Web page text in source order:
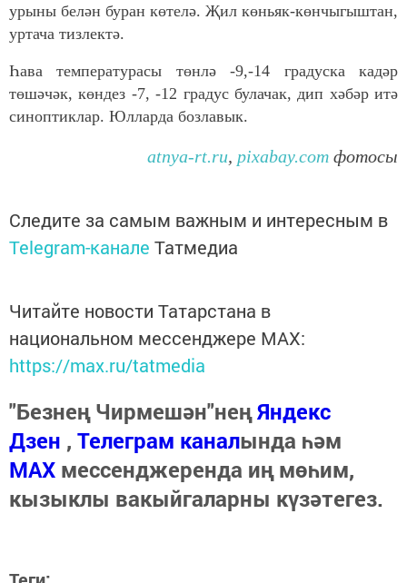
урыны белән буран көтелә. Җил көньяк-көнчыгыштан,
уртача тизлектә.
Һава температурасы төнлә -9,-14 градуска кадәр
төшәчәк, көндез -7, -12 градус булачак, дип хәбәр итә
синоптиклар. Юлларда бозлавык.
atnya-rt.ru, pixabay.com фотосы
Следите за самым важным и интересным в
Telegram-канале Татмедиа
Читайте новости Татарстана в
национальном мессенджере MАХ:
https://max.ru/tatmedia
"Безнең Чирмешән"неңЯндекс
Дзен , Телеграм каналында һәм
МАХ мессенджеренда иң мөһим,
кызыклы вакыйгаларны күзәтегез.